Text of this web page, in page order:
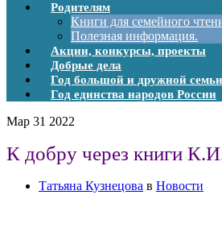
Родителям
Книги для семейного
Полезная информация.
Акции, конкурсы, проекты
Добрые дела
Год большой и дружной семьи
Год единства народов России
Мар 31 2022
К добру через книги
Татьяна Кузнецова в Новости